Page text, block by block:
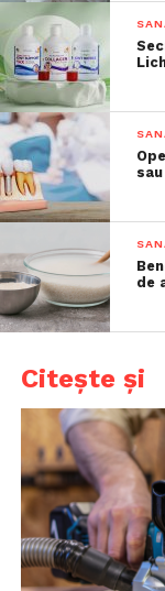
de
Citește și